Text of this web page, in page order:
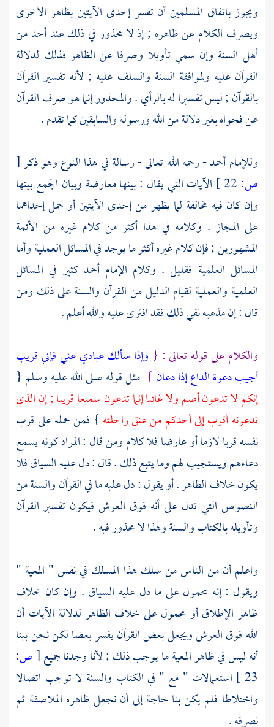
ويجوز باتفاق المسلمين أن تفسر إحدى الآيتين بظاهر الأخرى
ويصرف الكلام عن ظاهره ; إذ لا محذور في ذلك عند أحد من
أهل السنة وإن سمي تأويلا وصرفا عن الظاهر فذلك لدلالة
القرآن عليه ولموافقة السنة والسلف عليه ; لأنه تفسير القرآن
بالقرآن ; ليس تفسيرا له بالرأي . والمحذور إنما هو صرف القرآن
عن فحواه بغير دلالة من الله ورسوله والسابقين كما تقدم .
وللإمامأحمد- رحمه الله تعالى - رسالة في هذا النوع وهو ذكر[
ص:
الآيات التي يقال : بينها معارضة وبيان الجمع بينها
وإن كان فيه مخالفة لما يظهر من إحدى الآيتين أو حمل إحداهما
على المجاز . وكلامه في هذا أكثر من كلام غيره من الأئمة
المشهورين ; فإن كلام غيره أكثر ما يوجد في المسائل العملية وأما
المسائل العلمية فقليل . وكلام الإمامأحمدكثير في المسائل
العلمية والعملية لقيام الدليل من القرآن والسنة على ذلك ومن
قال : إن مذهبه نفي ذلك فقد افترى عليه والله أعلم .
والكلام على قوله تعالى : { وإذا سألك عبادي عني فإني قريب
أجيب دعوة الداع إذا دعان } مثل قوله صلى الله عليه وسلم {
إنكم لا تدعون أصم ولا غائبا إنما تدعون سميعا قريبا ; إن الذي
تدعونه أقرب إلى أحدكم من عنق راحلته } فمن حمله على قرب
نفسه قربا لازما أو عارضا فلا كلام ومن قال : المراد كونه يسمع
دعاءهم ويستجيب لهم وما يتبع ذلك . قال : دل عليه السياق فلا
يكون خلاف الظاهر . أو يقول : دل عليه ما في القرآن والسنة من
النصوص التي تدل على أنه فوق العرش فيكون تفسير القرآن
وتأويله بالكتاب والسنة وهذا لا محذور فيه .
واعلم أن من الناس من سلك هذا المسلك في نفس " المعية "
ويقول : إنه محمول على ما دل عليه السياق . وإن كان خلاف
ظاهر الإطلاق أو محمول على خلاف الظاهر لدلالة الآيات أن
الله فوق العرش ويجعل بعض القرآن يفسر بعضا لكن نحن بينا
أنه ليس في ظاهر المعية ما يوجب ذلك ; لأنا وجدنا جميع[ص:
23 ] استعمالات " مع " في الكتاب والسنة لا توجب اتصالا
واختلاطا فلم يكن بنا حاجة إلى أن نجعل ظاهره الملاصقة ثم
نصرفه .